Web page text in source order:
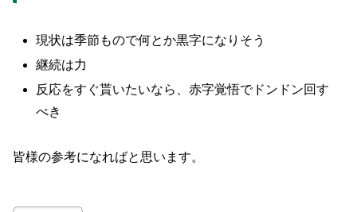
現状は季節もので何とか黒字になりそう
継続は力
反応をすぐ貰いたいなら、赤字覚悟でドンドン回す
べき
皆様の参考になればと思います。